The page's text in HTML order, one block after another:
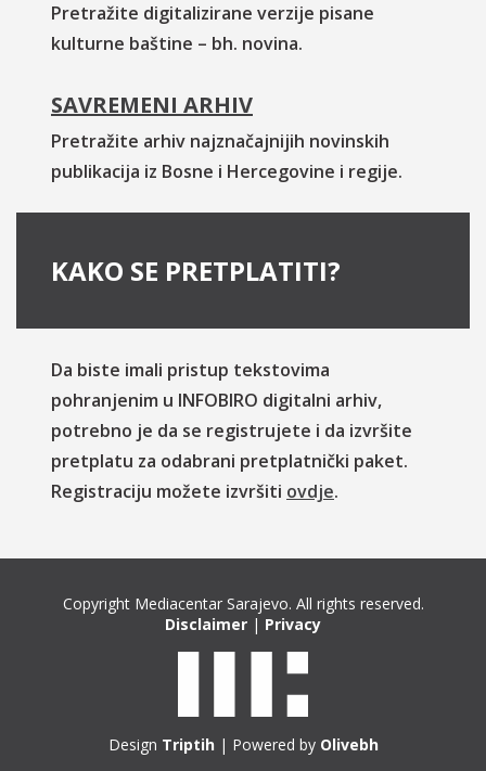
Pretražite digitalizirane verzije pisane
kulturne baštine – bh. novina.
SAVREMENI ARHIV
Pretražite arhiv najznačajnijih novinskih
publikacija iz Bosne i Hercegovine i regije.
KAKO SE PRETPLATITI?
Da biste imali pristup tekstovima
pohranjenim u INFOBIRO digitalni arhiv,
potrebno je da se registrujete i da izvršite
pretplatu za odabrani pretplatnički paket.
Registraciju možete izvršiti ovdje.
Copyright Mediacentar Sarajevo. All rights reserved.
Disclaimer | Privacy
Design Triptih| Powered by Olivebh